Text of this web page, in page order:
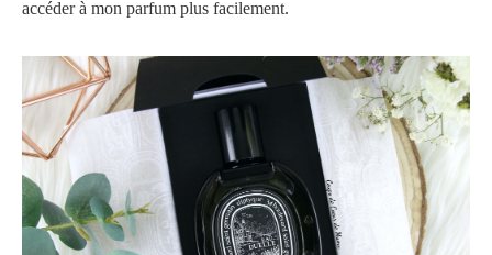
accéder à mon parfum plus facilement.